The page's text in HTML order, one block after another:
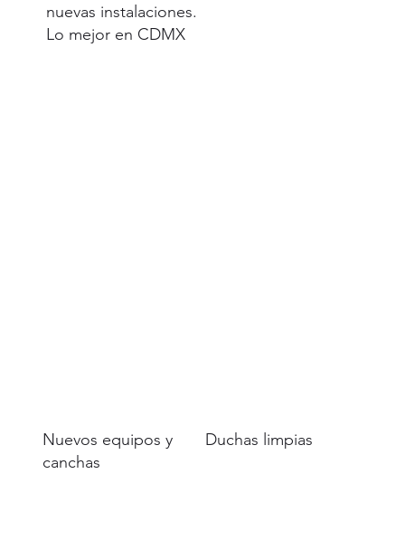
nuevas instalaciones.
Lo mejor en CDMX
Nuevos equipos y
canchas
Duchas limpias